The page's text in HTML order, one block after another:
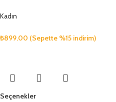
Kadın
₺899.00 (Sepette %15 indirim)
Seçenekler